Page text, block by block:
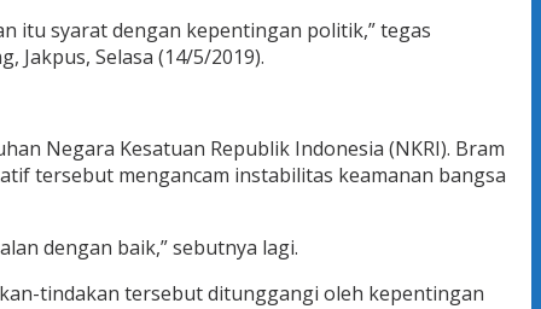
itu syarat dengan kepentingan politik,” tegas
Jakpus, Selasa (14/5/2019).
Negara Kesatuan Republik Indonesia (NKRI). Bram
tersebut mengancam instabilitas keamanan bangsa
dengan baik,” sebutnya lagi.
tindakan tersebut ditunggangi oleh kepentingan